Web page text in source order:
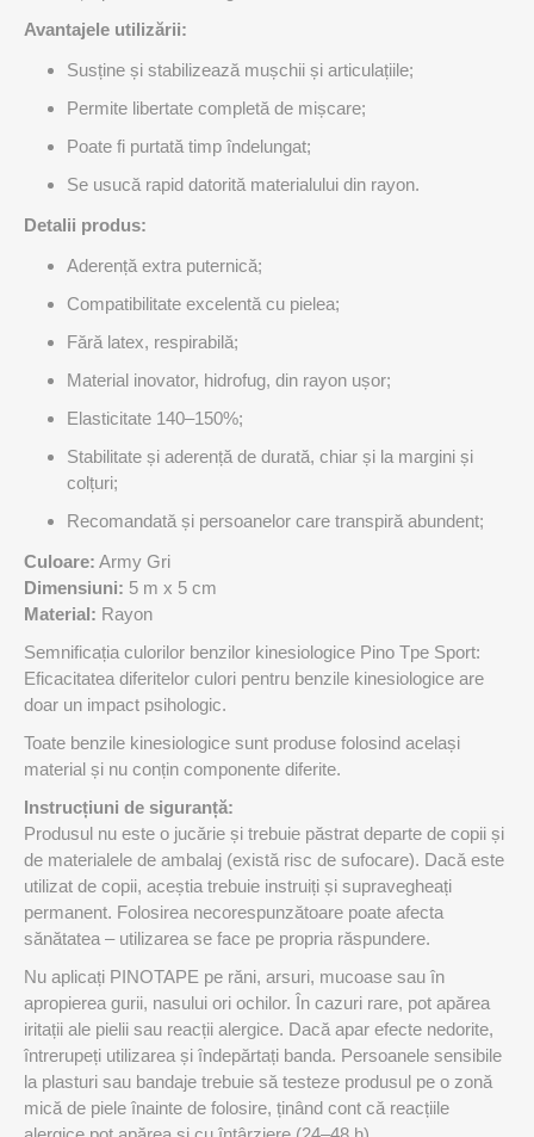
Avantajele utilizării:
Susține și stabilizează mușchii și articulațiile;
Permite libertate completă de mișcare;
Poate fi purtată timp îndelungat;
Se usucă rapid datorită materialului din rayon.
Detalii produs:
Aderență extra puternică;
Compatibilitate excelentă cu pielea;
Fără latex, respirabilă;
Material inovator, hidrofug, din rayon ușor;
Elasticitate 140–150%;
Stabilitate și aderență de durată, chiar și la margini și
colțuri;
Recomandată și persoanelor care transpiră abundent;
Culoare: Army Gri
Dimensiuni: 5 m x 5 cm
Material: Rayon
Semnificația culorilor benzilor kinesiologice Pino Tpe Sport:
Eficacitatea diferitelor culori pentru benzile kinesiologice are
doar un impact psihologic.
Toate benzile kinesiologice sunt produse folosind același
material și nu conțin componente diferite.
Instrucțiuni de siguranță:
Produsul nu este o jucărie și trebuie păstrat departe de copii și
de materialele de ambalaj (există risc de sufocare). Dacă este
utilizat de copii, aceștia trebuie instruiți și supravegheați
permanent. Folosirea necorespunzătoare poate afecta
sănătatea – utilizarea se face pe propria răspundere.
Nu aplicați PINOTAPE pe răni, arsuri, mucoase sau în
apropierea gurii, nasului ori ochilor. În cazuri rare, pot apărea
iritații ale pielii sau reacții alergice. Dacă apar efecte nedorite,
întrerupeți utilizarea și îndepărtați banda. Persoanele sensibile
la plasturi sau bandaje trebuie să testeze produsul pe o zonă
mică de piele înainte de folosire, ținând cont că reacțiile